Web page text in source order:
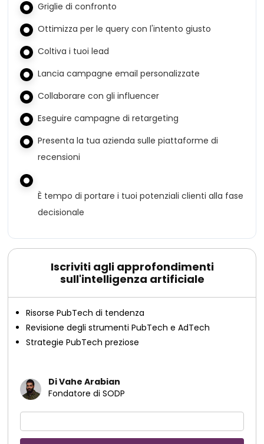
Griglie di confronto
Ottimizza per le query con l'intento giusto
Coltiva i tuoi lead
Lancia campagne email personalizzate
Collaborare con gli influencer
Eseguire campagne di retargeting
Presenta la tua azienda sulle piattaforme di
recensioni
È tempo di portare i tuoi potenziali clienti alla fase
decisionale
Iscriviti agli approfondimenti
sull'intelligenza artificiale
Risorse PubTech di tendenza
Revisione degli strumenti PubTech e AdTech
Strategie PubTech preziose
Di Vahe Arabian
Fondatore di SODP